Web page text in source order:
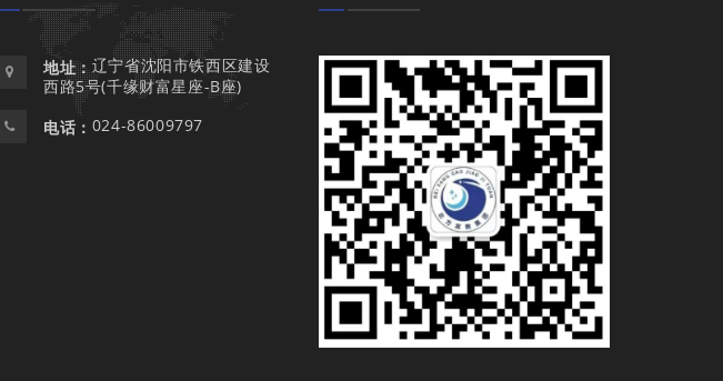
地址：辽宁省沈阳市铁西区建设
西路5号(千缘财富星座-B座)
电话： 024-86009797